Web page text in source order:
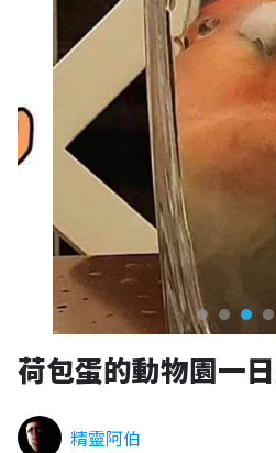
荷包蛋的動物園一
精靈阿伯